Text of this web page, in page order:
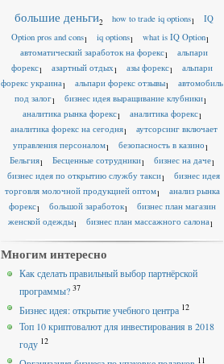
большие деньги2 how to trade iq options1
IQ
Option pros and cons1 iq options1 what is IQ Option1
автоматический заработок на форекс1
альпари
форекс1 азартный отдых1 азы форекс1
альпари
форекс украина1 альпари форекс отзывы1
автомобиль
под залог1 бизнес идея выращивание клубники1
аналитика рынка форекс1 аналитика форекс1
аналитика форекс на сегодня1
аутсорсинг включает
управления персоналом1 безопасность в казино1
Бельгия1 Бесценные сотрудники1 бизнес на даче1
бизнес идея по открытию службу такси1
бизнес идея
торговля молочной продукцией оптом1
анализ рынка
форекс1 большой заработок1
бизнес план магазин
женской одежды1 бизнес план массажного салона1
Многим интересно
Как сделать правильный выбор партнёрской
программы? 37
Бизнес идея: открытие учебного центра 12
Топ 10 криптовалют для инвестирования в 2018
году 12
11